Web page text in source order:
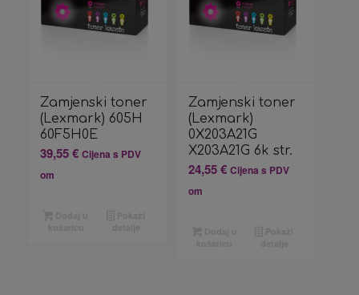
Zamjenski toner
(Lexmark) 605H
60F5H0E
39,55€ Cijena s PDV
om
Zamjenski toner
(Lexmark)
0X203A21G
X203A21G 6k str.
24,55€ Cijena s PDV
om